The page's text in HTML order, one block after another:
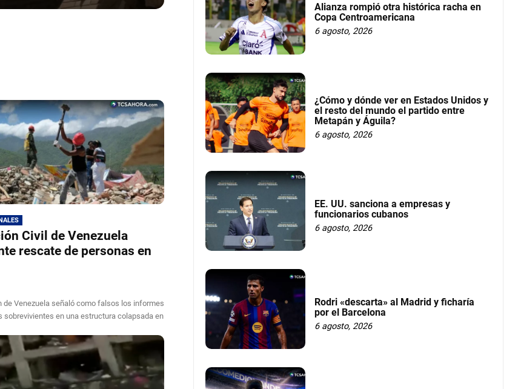
Civil de Venezuela
rescate de personas en
de Venezuela señaló como falsos los informes
sobrevivientes en una estructura colapsada en
Alianza rompió otra histórica racha en
Copa Centroamericana
6 agosto, 2026
¿Cómo y dónde ver en Estados Unidos y
el resto del mundo el partido entre
Metapán y Águila?
6 agosto, 2026
EE. UU. sanciona a empresas y
funcionarios cubanos
6 agosto, 2026
Rodri «descarta» al Madrid y ficharía
por el Barcelona
6 agosto, 2026